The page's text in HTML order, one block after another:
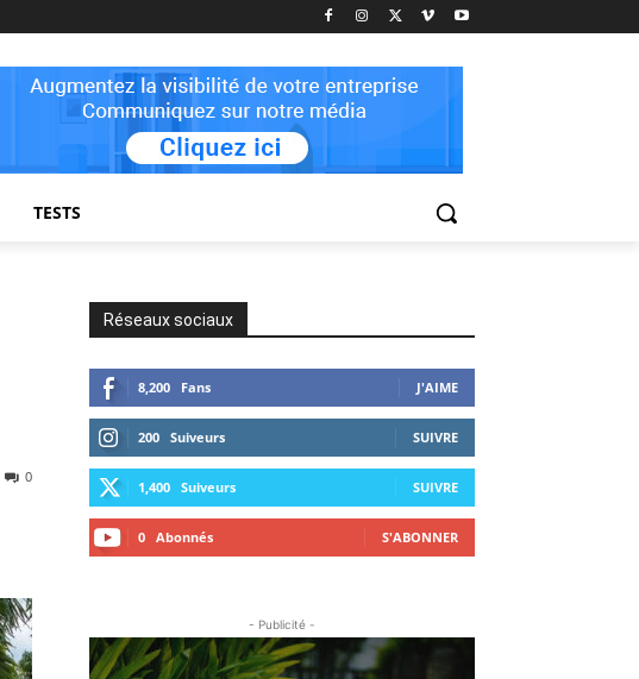
TESTS
0
Réseaux sociaux
8,200 Fans J'AIME
200 Suiveurs SUIVRE
1,400 Suiveurs SUIVRE
0 Abonnés S'ABONNER
- Publicité -